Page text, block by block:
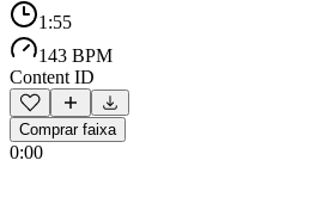
1:55
143 BPM
Content ID
Comprar faixa
0:00